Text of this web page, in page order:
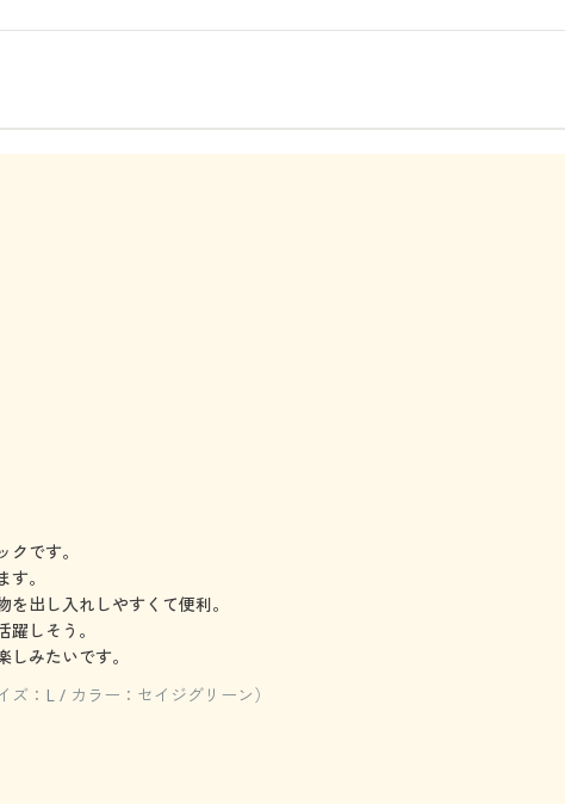
です。
。
出し入れしやすくて便利。
しそう。
みたいです。
：L / カラー：セイジグリーン）